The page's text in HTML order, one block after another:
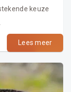
keuze
Lees meer